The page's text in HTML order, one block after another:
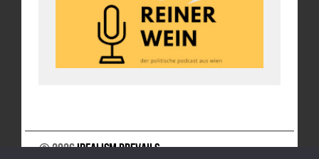
© 2026Idealism Prevails